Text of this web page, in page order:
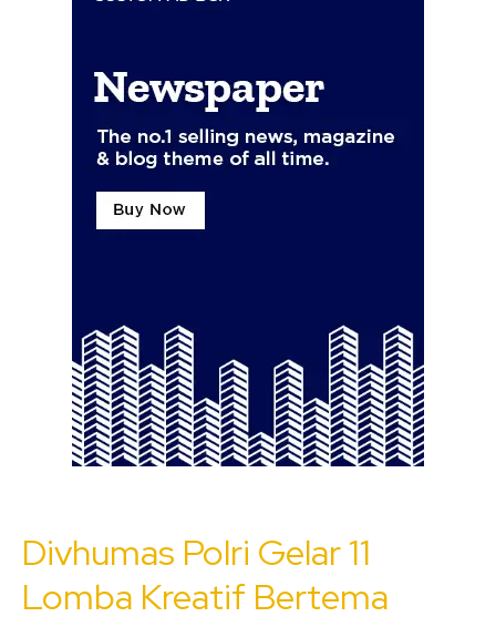
Divhumas Polri Gelar 11
Lomba Kreatif Bertema